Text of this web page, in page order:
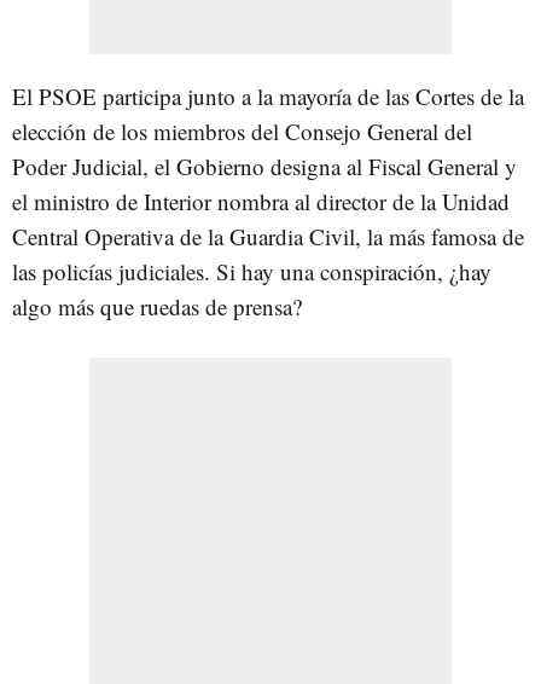
El PSOE participa junto a la mayoría de las Cortes de la
elección de los miembros del Consejo General del
Poder Judicial, el Gobierno designa al Fiscal General y
el ministro de Interior nombra al director de la Unidad
Central Operativa de la Guardia Civil, la más famosa de
las policías judiciales. Si hay una conspiración, ¿hay
algo más que ruedas de prensa?